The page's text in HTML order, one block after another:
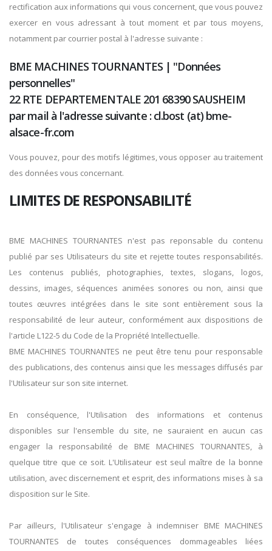
rectification aux informations qui vous concernent, que vous pouvez
exercer en vous adressant à tout moment et par tous moyens,
notamment par courrier postal à l'adresse suivante :
BME MACHINES TOURNANTES | "Données
personnelles"
22 RTE DEPARTEMENTALE 201 68390 SAUSHEIM
par mail à l'adresse suivante : cl.bost (at) bme-
alsace-fr.com
Vous pouvez, pour des motifs légitimes, vous opposer au traitement
des données vous concernant.
LIMITES DE RESPONSABILITÉ
BME MACHINES TOURNANTES n'est pas reponsable du contenu
publié par ses Utilisateurs du site et rejette toutes responsabilités.
Les contenus publiés, photographies, textes, slogans, logos,
dessins, images, séquences animées sonores ou non, ainsi que
toutes œuvres intégrées dans le site sont entièrement sous la
responsabilité de leur auteur, conformément aux dispositions de
l'article L122-5 du Code de la Propriété Intellectuelle.
BME MACHINES TOURNANTES ne peut être tenu pour responsable
des publications, des contenus ainsi que les messages diffusés par
l'Utilisateur sur son site internet.
En conséquence, l'Utilisation des informations et contenus
disponibles sur l'ensemble du site, ne sauraient en aucun cas
engager la responsabilité de BME MACHINES TOURNANTES, à
quelque titre que ce soit. L'Utilisateur est seul maître de la bonne
utilisation, avec discernement et esprit, des informations mises à sa
disposition sur le Site.
Par ailleurs, l'Utilisateur s'engage à indemniser BME MACHINES
TOURNANTES de toutes conséquences dommageables liées